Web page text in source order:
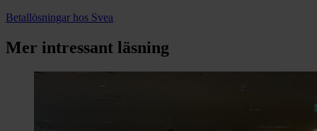
Betallösningar hos Svea
Mer intressant läsning